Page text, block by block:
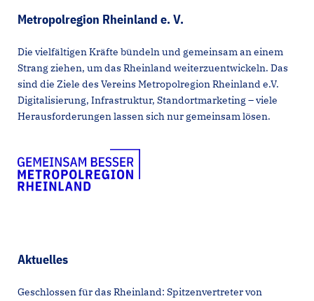
Metropolregion Rheinland e. V.
Die vielfältigen Kräfte bündeln und gemeinsam an einem
Strang ziehen, um das Rheinland weiterzuentwickeln. Das
sind die Ziele des Vereins Metropolregion Rheinland e.V.
Digitalisierung, Infrastruktur, Standortmarketing – viele
Herausforderungen lassen sich nur gemeinsam lösen.
Aktuelles
Geschlossen für das Rheinland: Spitzenvertreter von